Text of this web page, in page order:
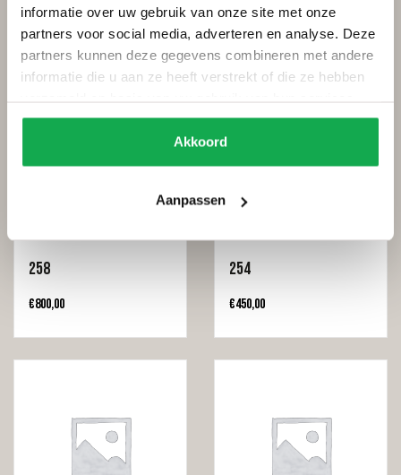
informatie over uw gebruik van onze site met onze
partners voor social media, adverteren en analyse. Deze
partners kunnen deze gegevens combineren met andere
informatie die u aan ze heeft verstrekt of die ze hebben
Akkoord
Aanpassen
€700,00 €450,00
258
€800,00
254
€450,00